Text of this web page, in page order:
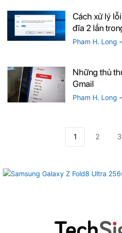
Cách xử lý
đĩa 2 lần
Pham H. Long -
Những thủ
Gmail
Pham H. Long -
1 2 3